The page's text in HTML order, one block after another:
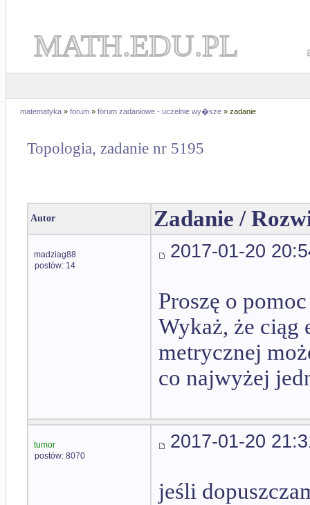
MATH.EDU.PL
matematyka » forum » forum zadaniowe - uczelnie wy�sze » zadanie
Topologia, zadanie nr 5195
Autor Zadanie /
madziag88
postów: 14
2017-01-20
Proszę o
Wykaż, że ciąg
metrycznej
co najwyżej
tumor
postów: 8070
2017-01-20
jeśli